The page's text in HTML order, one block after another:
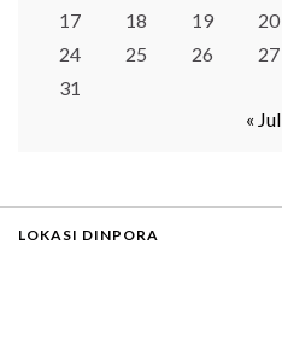
17
18 19 20
24
25 26 27
31
« Jul
LOKASI DINPORA